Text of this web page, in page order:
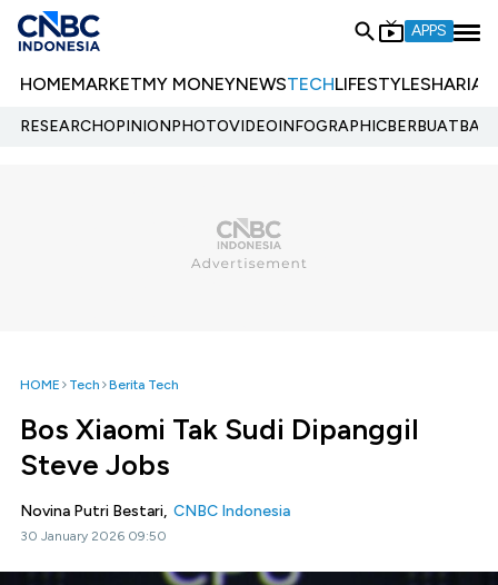
APPS
HOMEMARKETMY MONEYNEWSTECHLIFESTYLESHARIA
RESEARCHOPINIONPHOTOVIDEOINFOGRAPHIC
HOME Tech Berita Tech
Bos Xiaomi Tak Sudi Dipanggil
Steve Jobs
Novina Putri Bestari, CNBC Indonesia
30 January 2026 09:50